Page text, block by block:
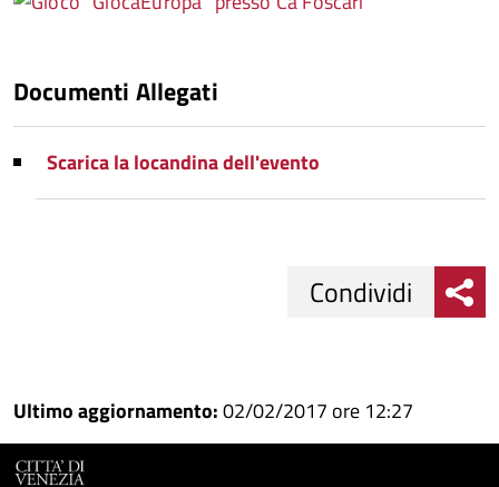
Documenti Allegati
Scarica la locandina dell'evento
su
Facebook
Condividi
su
Condividi
Condividi
Ultimo aggiornamento:02/02/2017 ore 12:27